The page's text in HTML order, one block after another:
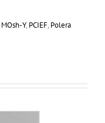
MOsh-Y, PCIEF, Polera